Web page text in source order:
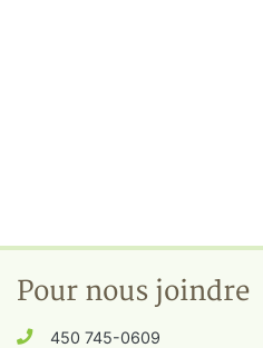
Pour nous joindre
450 745-0609